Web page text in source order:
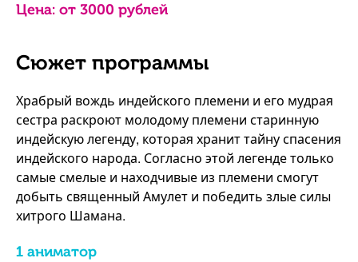
Цена: от 3000 рублей
Сюжет программы
Храбрый вождь индейского племени и его мудрая
сестра раскроют молодому племени старинную
индейскую легенду, которая хранит тайну спасения
индейского народа. Согласно этой легенде только
самые смелые и находчивые из племени смогут
добыть священный Амулет и победить злые силы
хитрого Шамана.
1 аниматор